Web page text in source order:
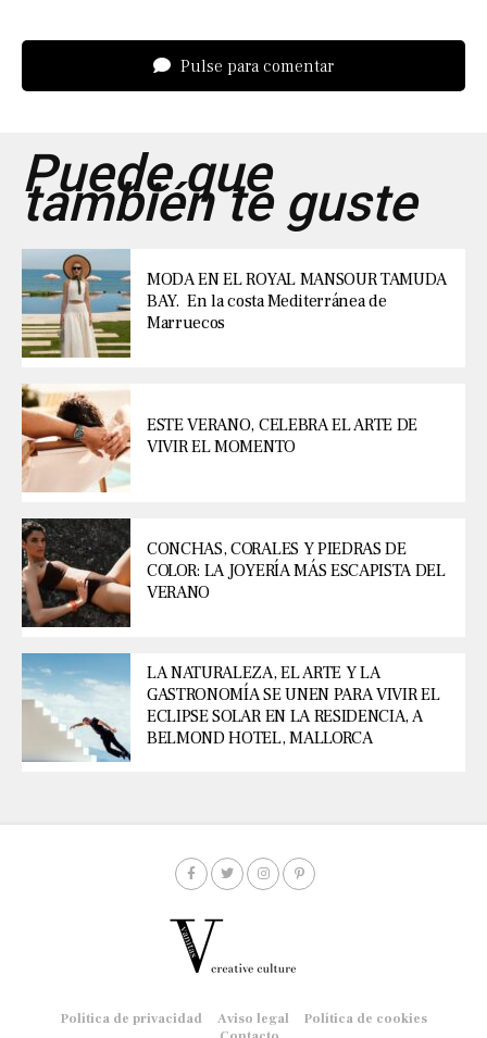
Pulse para comentar
Puede que
también te guste
MODA EN EL ROYAL MANSOUR TAMUDA
BAY. En la costa Mediterránea de
Marruecos
ESTE VERANO, CELEBRA EL ARTE DE
VIVIR EL MOMENTO
CONCHAS, CORALES Y PIEDRAS DE
COLOR: LA JOYERÍA MÁS ESCAPISTA DEL
VERANO
LA NATURALEZA, EL ARTE Y LA
GASTRONOMÍA SE UNEN PARA VIVIR EL
ECLIPSE SOLAR EN LA RESIDENCIA, A
BELMOND HOTEL, MALLORCA
Política de privacidad Aviso legal
Política de cookies